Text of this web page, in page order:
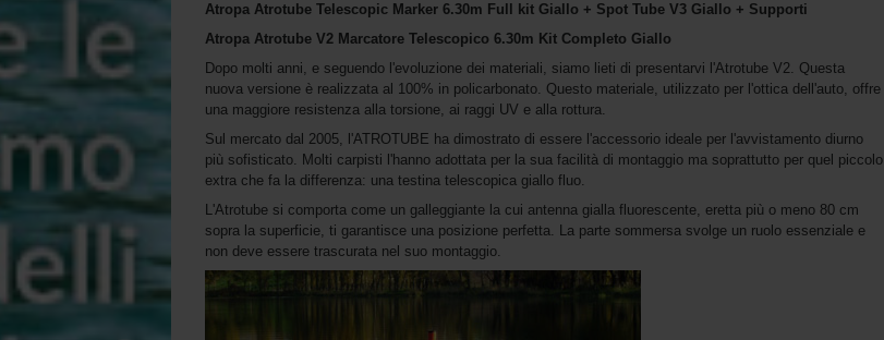
Atropa Atrotube Telescopic Marker 6.30m Full kit Giallo + Spot Tube V3 Giallo + Supporti
Atropa Atrotube V2 Marcatore Telescopico 6.30m Kit Completo Giallo
Dopo molti anni, e seguendo l'evoluzione dei materiali, siamo lieti di presentarvi l'Atrotube V2. Questa
nuova versione è realizzata al 100% in policarbonato. Questo materiale, utilizzato per l'ottica dell'auto, offre
una maggiore resistenza alla torsione, ai raggi UV e alla rottura.
Sul mercato dal 2005, l'ATROTUBE ha dimostrato di essere l'accessorio ideale per l'avvistamento diurno
più sofisticato. Molti carpisti l'hanno adottata per la sua facilità di montaggio ma soprattutto per quel piccolo
extra che fa la differenza: una testina telescopica giallo fluo.
L'Atrotube si comporta come un galleggiante la cui antenna gialla fluorescente, eretta più o meno 80 cm
sopra la superficie, ti garantisce una posizione perfetta. La parte sommersa svolge un ruolo essenziale e
non deve essere trascurata nel suo montaggio.